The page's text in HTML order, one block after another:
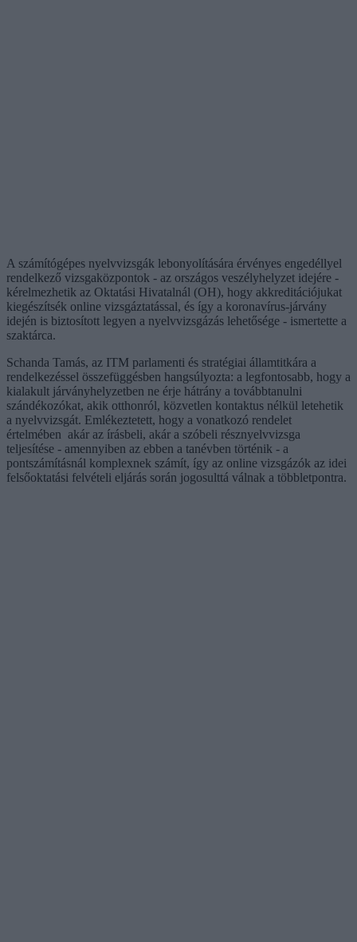
A számítógépes nyelvvizsgák lebonyolítására érvényes engedéllyel
rendelkező vizsgaközpontok - az országos veszélyhelyzet idejére -
kérelmezhetik az Oktatási Hivatalnál (OH), hogy akkreditációjukat
kiegészítsék online vizsgáztatással, és így a koronavírus-járvány
idején is biztosított legyen a nyelvvizsgázás lehetősége - ismertette a
szaktárca.
Schanda Tamás, az ITM parlamenti és stratégiai államtitkára a
rendelkezéssel összefüggésben hangsúlyozta: a legfontosabb, hogy a
kialakult járványhelyzetben ne érje hátrány a továbbtanulni
szándékozókat, akik otthonról, közvetlen kontaktus nélkül letehetik
a nyelvvizsgát. Emlékeztetett, hogy a vonatkozó rendelet
értelmében akár az írásbeli, akár a szóbeli résznyelvvizsga
teljesítése - amennyiben az ebben a tanévben történik - a
pontszámításnál komplexnek számít, így az online vizsgázók az idei
felsőoktatási felvételi eljárás során jogosulttá válnak a többletpontra.